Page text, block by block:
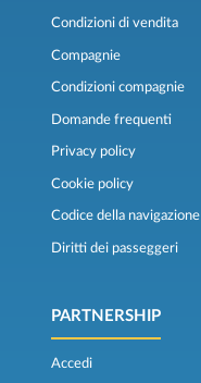
Condizioni di vendita
Compagnie
Condizioni compagnie
Domande frequenti
Privacy policy
Cookie policy
Codice della navigazione
Diritti dei passeggeri
PARTNERSHIP
Accedi